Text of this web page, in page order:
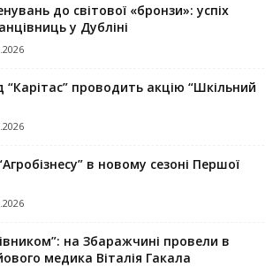
до світової «бронзи»: успіх
у Дубліні
“Карітас” проводить акцію “Шкільний
в новому сезоні Першої
на Збаражчині провели в
медика Віталія Гакала